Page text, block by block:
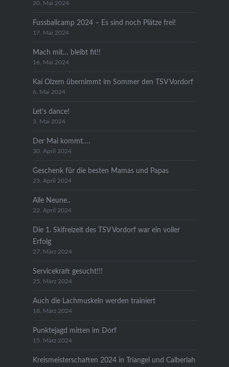
20. Mai 2024
Fussballcamp 2024 – Es sind noch Plätze frei!
17. Mai 2024
Mach mit… bleibt fit!!
16. Mai 2024
Kai Olzem übernimmt im Sommer den TSV Vordorf
6. Mai 2024
Let’s dance!
3. Mai 2024
Der Mai kommt….
30. April 2024
Geschenk für die besten Mamas und Papas
23. April 2024
Alle Neune..
22. April 2024
Die 1. Skifreizeit des TSV Vordorf war ein voller
Erfolg
27. März 2024
Servicekraft gesucht!!!
25. März 2024
Auch die Lachmuskeln werden trainiert
18. März 2024
Punktejagd mitten im Dorf
15. März 2024
Kreismeisterschaften 2024 in Triangel und Calberlah